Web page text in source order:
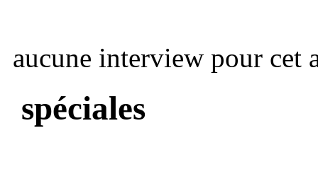
aucune interview pour cet
spéciales